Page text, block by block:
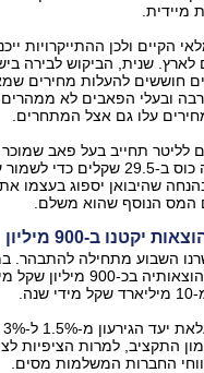
מיידית.
ולכן ההתייקרויות
לארץ. שנית, הביקוש לבירה
חוששים להעלות מחירים
ובעלי הפאבים לא
עלו גם אצל המתחרים.
תחייב בעל פאב שמוכר
חצי ליטר ב-26 שקלים למכור את אותה כוס ב-
שהיבואן יספוג בעצמו
המס הנוסף שהוא משלם.
השבוע מתחילה להתבהר.
התוכנית, הממשלה צפויה להקטין את הוצאותיה
התקציב, למרות הציפיות